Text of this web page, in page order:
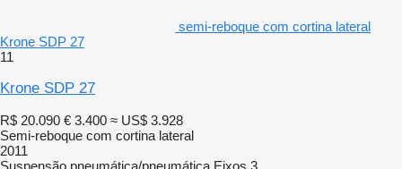
semi-reboque com cortina lateral
Krone SDP 27
11
Krone SDP 27
R$ 20.090 € 3.400 ≈ US$ 3.928
Semi-reboque com cortina lateral
2011
Suspensão pneumática/pneumática Eixos 3